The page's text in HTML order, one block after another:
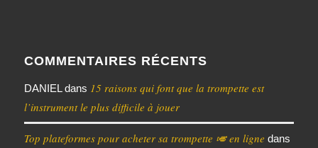
COMMENTAIRES RÉCENTS
DANIELdans 15 raisons qui font que la trompette est
l’instrument le plus difficile à jouer
Top plateformes pour acheter sa trompette 🎺 en ligne dans